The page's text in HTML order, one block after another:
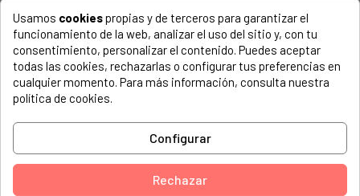
El número de modelo lo encontrarás en la etiqueta de tu
electrodoméstico. Suele estar formado por números y
letras.
Junta cafetera Bra de luxe negro (2 uds)
Diámetro 80mm
Usamos cookiespropias y de terceros para garantizar el
funcionamiento de la web, analizar el uso del sitio y, con tu
consentimiento, personalizar el contenido. Puedes aceptar
todas las cookies, rechazarlas o configurar tus preferencias en
cualquier momento. Para más información, consulta nuestra
política de cookies.
Configurar
Rechazar